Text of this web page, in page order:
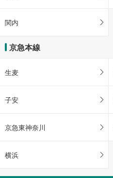
関内
京急本線
生麦
子安
京急東神奈川
横浜